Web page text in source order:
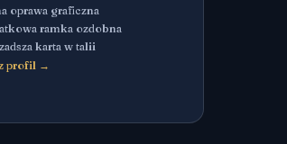
oprawa graficzna
ramka ozdobna
karta w talii
profil →